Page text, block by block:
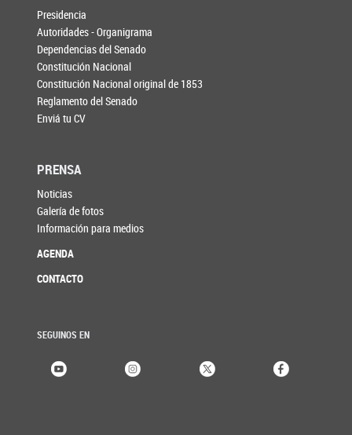
Presidencia
Autoridades - Organigrama
Dependencias del Senado
Constitución Nacional
Constitución Nacional original de 1853
Reglamento del Senado
Enviá tu CV
PRENSA
Noticias
Galería de fotos
Información para medios
AGENDA
CONTACTO
SEGUINOS EN